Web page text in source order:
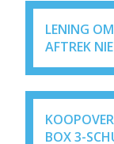
LENING
AFTREK
BOX 3-